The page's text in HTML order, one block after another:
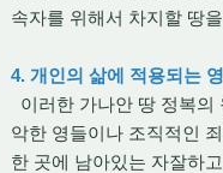
속자를 위해서 차지할 땅
4. 개인의 삶에 적용되는
이러한 가나안 땅 정복의
악한 영들이나 조직적인
한 곳에 남아있는 자잘하